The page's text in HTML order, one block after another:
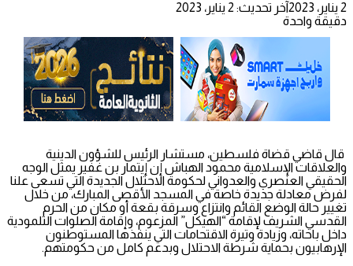
2 يناير، 2023
آخر تحديث: 2 يناير، 2023
دقيقة واحدة
قال قاضي قضاة فلسطين، مستشار الرئيس للشؤون الدينية
والعلاقات الإسلامية محمود الهباش إن إيتمار بن غفير يمثل الوجه
الحقيقي العنصري والعدواني لحكومة الاحتلال الجديدة التي تسعى علنا
لفرض معادلة جديدة خاصة في المسجد الأقصى المبارك، من خلال
تغيير حالة الوضع القائم وانتزاع وسرقة بقعة أو مكان من الحرم
القدسي الشريف لإقامة “الهيكل” المزعوم، وإقامة الصلوات التلمودية
داخل باحاته، وزيادة وتيرة الاقتحامات التي ينفذها المستوطنون
الإرهابيون بحماية شرطة الاحتلال وبدعم كامل من حكومتهم.